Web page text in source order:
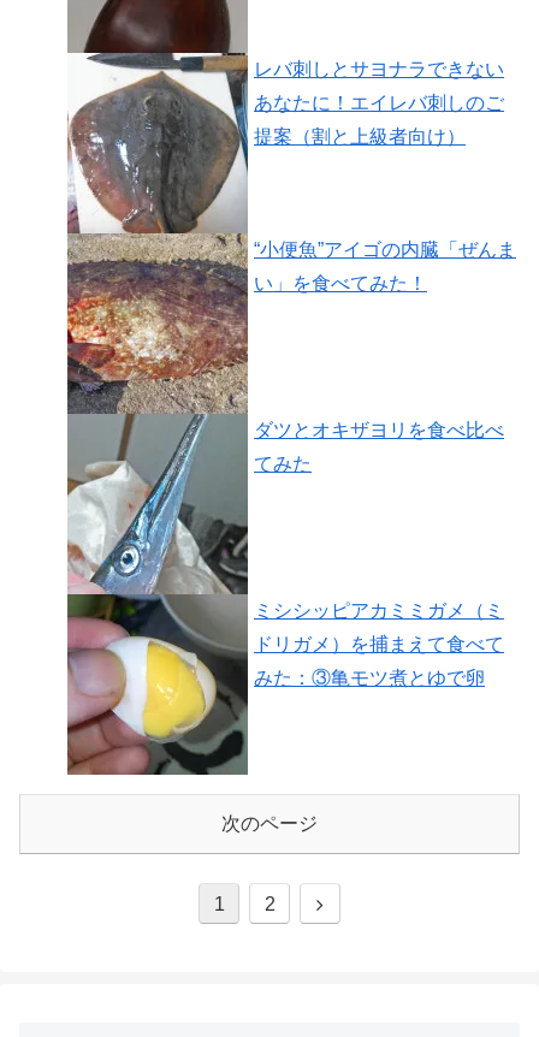
レバ刺しとサヨナラできない
あなたに！エイレバ刺しのご
提案（割と上級者向け）
“小便魚”アイゴの内臓「ぜんま
い」を食べてみた！
ダツとオキザヨリを食べ比べ
てみた
ミシシッピアカミミガメ（ミ
ドリガメ）を捕まえて食べて
みた：③亀モツ煮とゆで卵
次のページ
1 2